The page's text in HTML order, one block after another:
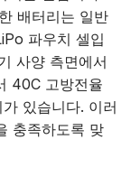
배터리는 일반
파우치 셀입
사양 측면에서
40C 고방전율
있습니다. 이러
충족하도록 맞